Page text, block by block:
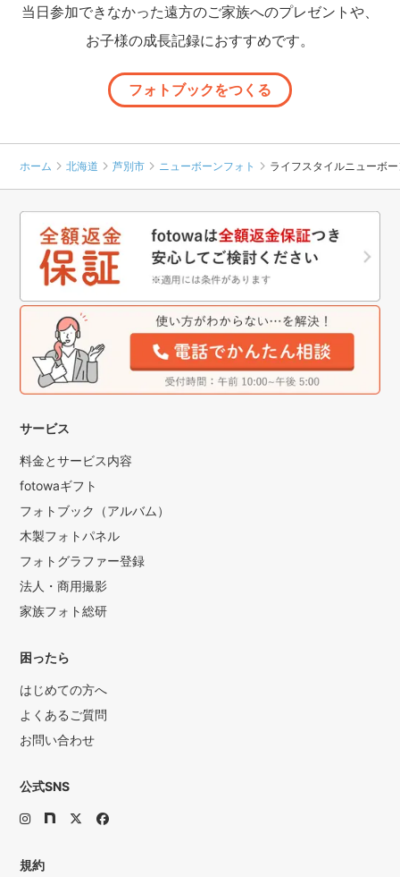
当日参加できなかった遠方のご家族へのプレゼントや、
お子様の成長記録におすすめです。
フォトブックをつくる
ホーム 北海道 芦別市 ニューボーンフォト ライフスタイルニューボ
サービス
料金とサービス内容
fotowaギフト
フォトブック（アルバム）
木製フォトパネル
フォトグラファー登録
法人・商用撮影
家族フォト総研
困ったら
はじめての方へ
よくあるご質問
お問い合わせ
公式SNS
規約